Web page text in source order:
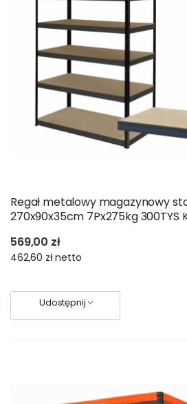
Regał metalowy magazynowy
270x90x35cm 7Px275kg 300TYS
569,00 zł
462,60 złnetto
Udostępnij